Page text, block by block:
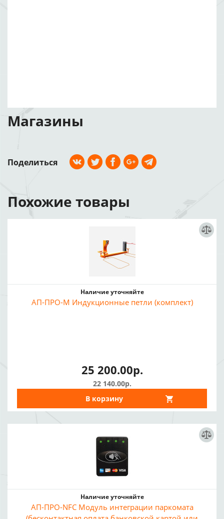
Магазины
Поделиться
Похожие товары
Наличие уточняйте
АП-ПРО-М Индукционные петли (комплект)
25 200.00р.
22 140.00р.
В корзину
Наличие уточняйте
АП-ПРО-NFC Модуль интеграции паркомата